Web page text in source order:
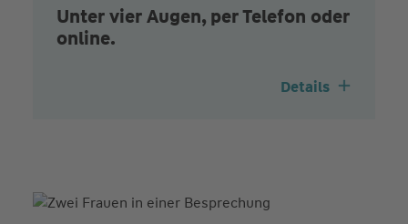
Unter vier Augen, per Telefon oder
online.
Details